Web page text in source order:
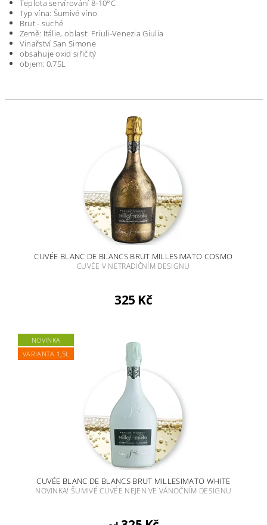
Teplota servírování 8-10°C
Typ vína: Šumivé víno
Brut - suché
Země: Itálie, oblast: Friuli-Venezia Giulia
Vinařství San Simone
obsahuje oxid siřičitý
objem: 0,75L
CUVÉE BLANC DE BLANCS BRUT MILLESIMATO COSMO
CUVÉE V NETRADIČNÍM DESIGNU
325 Kč
NOVINKA
VARIANTA 1,5L
CUVÉE BLANC DE BLANCS BRUT MILLESIMATO WHITE
NOVINKA! ŠUMIVÉ CUVÉE NEJEN VE VÁNOČNÍM DESIGNU